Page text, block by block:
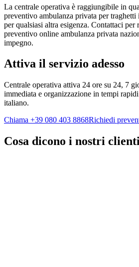
La centrale operativa è raggiungibile in
preventivo ambulanza privata per traghetti
per qualsiasi altra esigenza. Contattaci per
preventivo online ambulanza privata
impegno.
Attiva il servizio adesso
Centrale operativa attiva 24 ore su 24, 7
immediata e organizzazione in tempi
italiano.
Chiama +39 080 403 8868Richiedi
Cosa dicono i nostri